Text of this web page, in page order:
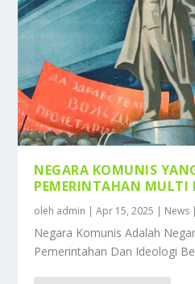
NEGARA KOMUNIS
PEMERINTAHAN MULTI
oleh admin |Apr 15, 2025 News
Negara Komunis Adalah
Pemerintahan Dan Ideologi